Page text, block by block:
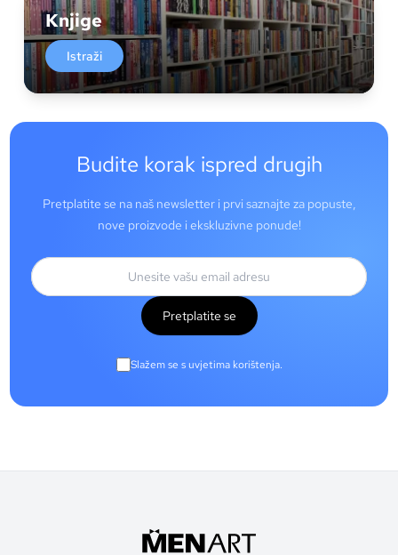
Knjige
Istraži
Budite korak ispred drugih
Pretplatite se na naš newsletter i prvi saznajte za popuste,
nove proizvode i ekskluzivne ponude!
Pretplatite se
Slažem se s uvjetima korištenja.